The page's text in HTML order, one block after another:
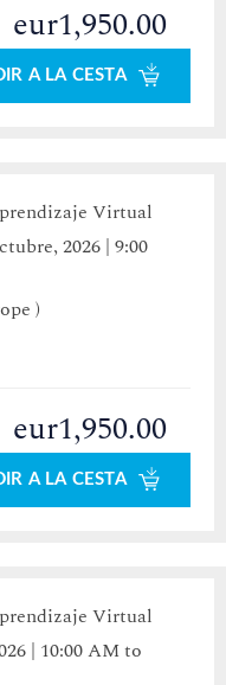
eur1,950.00
A LA CESTA
Virtual
2026 | 9:00
)
eur1,950.00
A LA CESTA
Virtual
| 10:00 AM to